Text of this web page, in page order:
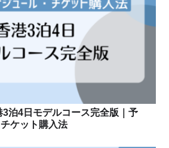
3泊4日モデルコース完全版｜予
ケット購入法